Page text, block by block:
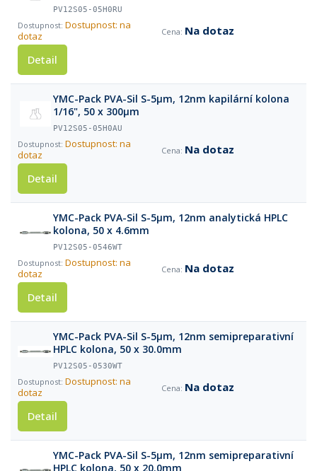
PV12S05-05H0RU
Dostupnost: na
dotaz
Na dotaz
Detail
YMC-Pack PVA-Sil S-5µm, 12nm kapilární kolona
1/16", 50 x 300µm
PV12S05-05H0AU
Dostupnost: na
dotaz
Na dotaz
Detail
YMC-Pack PVA-Sil S-5µm, 12nm analytická HPLC
kolona, 50 x 4.6mm
PV12S05-0546WT
Dostupnost: na
dotaz
Na dotaz
Detail
YMC-Pack PVA-Sil S-5µm, 12nm semipreparativní
HPLC kolona, 50 x 30.0mm
PV12S05-0530WT
Dostupnost: na
dotaz
Na dotaz
Detail
YMC-Pack PVA-Sil S-5µm, 12nm semipreparativní
HPLC kolona, 50 x 20.0mm